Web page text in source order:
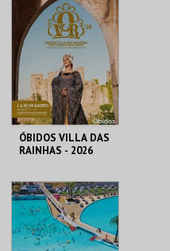
CONC.)
MAIS INFO
ÓBIDOS VILLA DAS
RAINHAS - 2026
CERCA CASTELO DE
ÓBIDOS
MAIS INFO